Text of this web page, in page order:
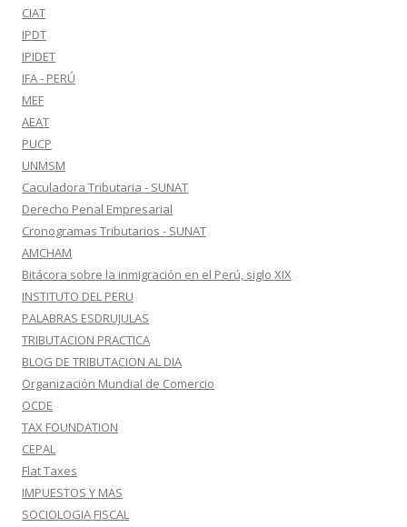
CIAT
IPDT
IPIDET
IFA - PERÚ
MEF
AEAT
PUCP
UNMSM
Caculadora Tributaria - SUNAT
Derecho Penal Empresarial
Cronogramas Tributarios - SUNAT
AMCHAM
Bitácora sobre la inmigración en el Perú, siglo XIX
INSTITUTO DEL PERU
PALABRAS ESDRUJULAS
TRIBUTACION PRACTICA
BLOG DE TRIBUTACION AL DIA
Organización Mundial de Comercio
OCDE
TAX FOUNDATION
CEPAL
Flat Taxes
IMPUESTOS Y MAS
SOCIOLOGIA FISCAL